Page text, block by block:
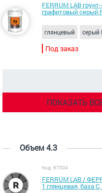
FERRUM LAB
графитовый серый
глянцевый серый
Под заказ
ПОКАЗАТЬ
Объем 4.3
Код: 67304
FERRUM LAB /
1 глянцевая, база